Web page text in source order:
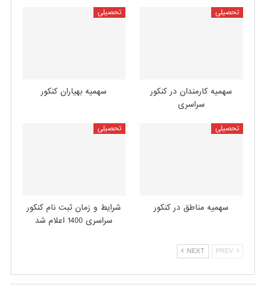
تحصیلی
سهمیه کارمندان در کنکور
سراسری
تحصیلی
سهمیه بهیاران کنکور
تحصیلی
سهمیه مناطق در کنکور
تحصیلی
شرایط و زمان ثبت نام کنکور
سراسری 1400 اعلام شد
PREV
NEXT